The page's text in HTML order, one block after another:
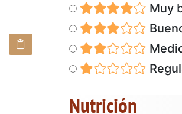
Muy
Nutrición